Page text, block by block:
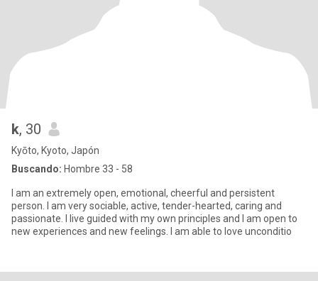
k, 30
Kyōto, Kyoto, Japón
Buscando: Hombre 33 - 58
I am an extremely open, emotional, cheerful and persistent
person. I am very sociable, active, tender-hearted, caring and
passionate. I live guided with my own principles and I am open to
new experiences and new feelings. I am able to love unconditio